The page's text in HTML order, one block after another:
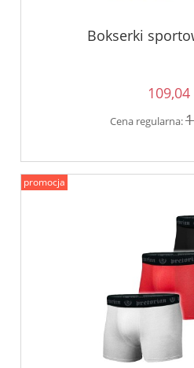
Bokserki
109,04
Cena regularna:
promocja